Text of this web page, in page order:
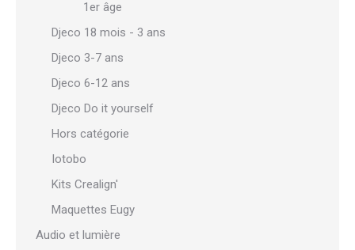
1er âge
Djeco 18 mois - 3 ans
Djeco 3-7 ans
Djeco 6-12 ans
Djeco Do it yourself
Hors catégorie
Iotobo
Kits Crealign'
Maquettes Eugy
Audio et lumière